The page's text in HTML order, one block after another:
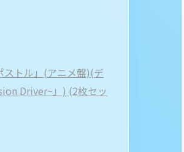
ストル」(アニメ盤)(デ
Driver~」) (2枚セッ